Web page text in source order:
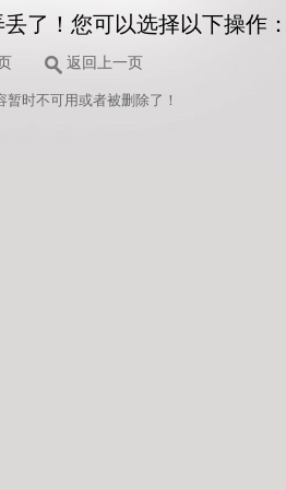
了！您可以选择以下操作
返回上一页
暂时不可用或者被删除了！